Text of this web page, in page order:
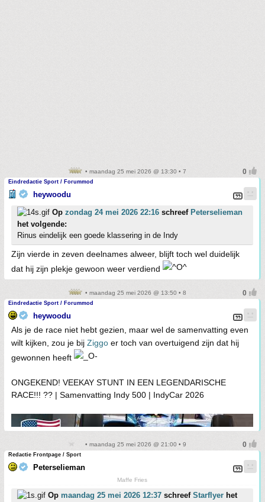
• maandag 25 mei 2026 @ 13:30 • 7
Eindredactie Sport / Forummod
heywoodu
Op zondag 24 mei 2026 22:16 schreef Peterselieman
het volgende:
Rinus eindelijk een goede klassering in de Indy
Zijn vierde in zeven deelnames alweer, blijft toch wel duidelijk
dat hij zijn plekje gewoon weer verdiend
• maandag 25 mei 2026 @ 13:50 • 8
Eindredactie Sport / Forummod
heywoodu
Als je de race niet hebt gezien, maar wel de samenvatting even
wilt kijken, zou je bij Ziggo er toch van overtuigend zijn dat hij
gewonnen heeft
ONGEKEND! VEEKAY STUNT IN EEN LEGENDARISCHE
RACE!!! ?? | Samenvatting Indy 500 | IndyCar 2026
• maandag 25 mei 2026 @ 21:00 • 9
Redactie Frontpage / Sport
Peterselieman
Maffe Fries
Op maandag 25 mei 2026 12:37 schreef Starflyer het